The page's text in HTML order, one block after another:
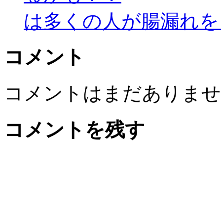
は多くの人が腸漏れ
コメント
コメントはまだありま
コメントを残す